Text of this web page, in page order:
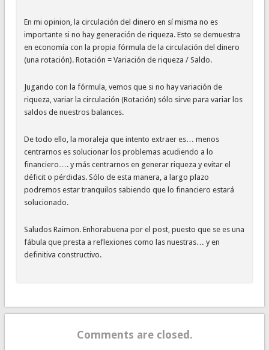
En mi opinion, la circulación del dinero en sí misma no es
importante si no hay generación de riqueza. Esto se demuestra
en economía con la propia fórmula de la circulación del dinero
(una rotación). Rotación = Variación de riqueza / Saldo.
Jugando con la fórmula, vemos que si no hay variación de
riqueza, variar la circulación (Rotación) sólo sirve para variar los
saldos de nuestros balances.
De todo ello, la moraleja que intento extraer es… menos
centrarnos es solucionar los problemas acudiendo a lo
financiero…. y más centrarnos en generar riqueza y evitar el
déficit o pérdidas. Sólo de esta manera, a largo plazo
podremos estar tranquilos sabiendo que lo financiero estará
solucionado.
Saludos Raimon. Enhorabuena por el post, puesto que se es una
fábula que presta a reflexiones como las nuestras… y en
definitiva constructivo.
Comments are closed.